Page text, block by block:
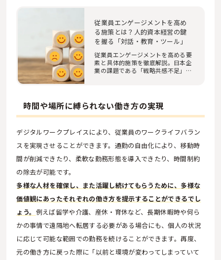
従業員エンゲージメントを高め
る施策とは？人的資本経営の鍵
を握る「対話・教育・ツール」
従業員エンゲージメントを高める要
素と具体的施策を徹底解説。日本企
業の課題である「戦略共感不足」や
時間や場所に縛られない働き方の実現
デジタルワークプレイスにより、従業員のワークライフバラン
スを実現させることができます。通勤の自由化により、移動時
間が削減できたり、柔軟な勤務形態を導入できたり、時間制約
の除去が可能です。
多様な人材を確保し、また活躍し続けてもらうために、多様な
価値観にあったそれぞれの働き方を提示することができるでし
ょう。 例えば留学や介護、産休・育休など、長期休暇時や何ら
かの事情で遠隔地へ転居する必要がある場合にも、個人の状況
に応じて可能な範囲での勤務を続けることができます。再度、
元の働き方に戻った際に「以前と環境が変わってしまっていて